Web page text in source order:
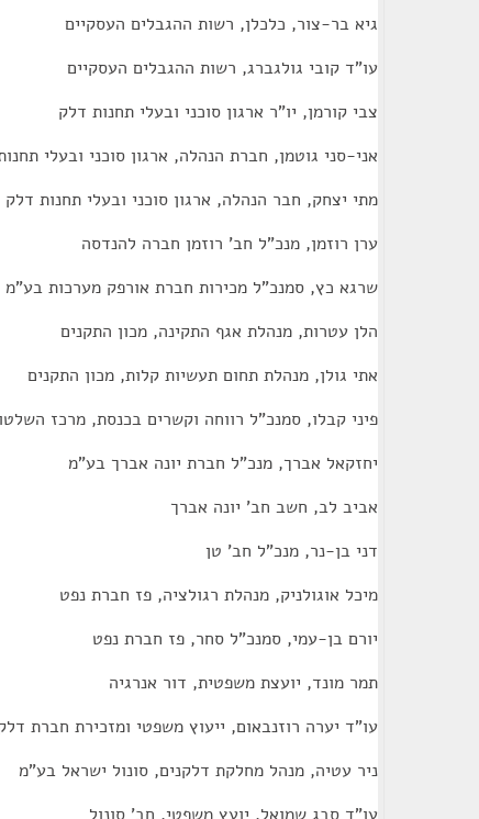
גיא בר-צור, כלכלן, רשות ההגבלים העסקיים
עו"ד קובי גולגברג, רשות ההגבלים העסקיים
צבי קורמן, יו"ר ארגון סוכני ובעלי תחנות דלק
אני-סני גוטמן, חברת הנהלה, ארגון סוכני ובעלי
מתי יצחק, חבר הנהלה, ארגון סוכני ובעלי תחנות דלק
ערן רוזמן, מנכ"ל חב' רוזמן חברה להנדסה
שרגא כץ, סמנכ"ל מכירות חברת אורפק מערכות בע"מ
הלן עטרות, מנהלת אגף התקינה, מכון התקנים
אתי גולן, מנהלת תחום תעשיות קלות, מכון התקנים
פיני קבלו, סמנכ"ל רווחה וקשרים בכנסת, מרכז
יחזקאל אברך, מנכ"ל חברת יונה אברך בע"מ
אביב לב, חשב חב' יונה אברך
דני בן-נר, מנכ"ל חב' טן
מיכל אוגולניק, מנהלת רגולציה, פז חברת נפט
יורם בן-עמי, סמנכ"ל סחר, פז חברת נפט
תמר מונד, יועצת משפטית, דור אנרגיה
עו"ד יערה רוזנבאום, ייעוץ משפטי ומזכירת חברת
ניר עטיה, מנהל מחלקת דלקנים, סונול ישראל בע"מ